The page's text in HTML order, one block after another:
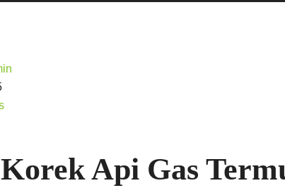
Korek Api Gas